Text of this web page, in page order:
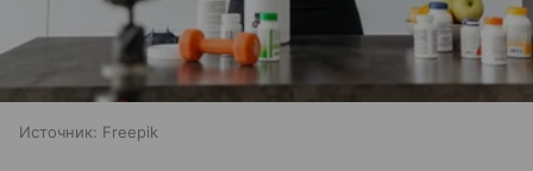
Источник: Freepik